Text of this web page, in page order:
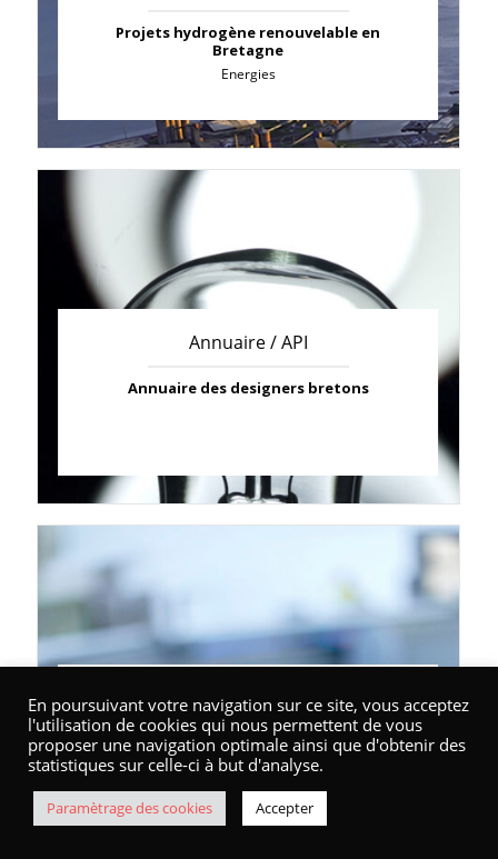
Projets hydrogène renouvelable en
Bretagne
Energies
Annuaire / API
Annuaire des designers bretons
Annuaire / API
Marque Bretagne : les partenaires
Accompagnement
En poursuivant votre navigation sur ce site, vous acceptez
l'utilisation de cookies qui nous permettent de vous
proposer une navigation optimale ainsi que d'obtenir des
statistiques sur celle-ci à but d'analyse.
Paramètrage des cookies Accepter